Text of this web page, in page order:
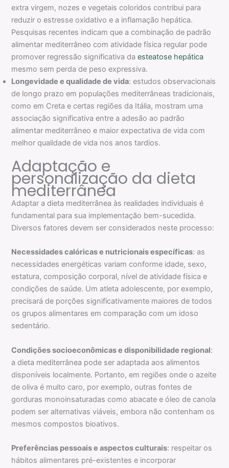
extra virgem, nozes e vegetais coloridos contribui para
reduzir o estresse oxidativo e a inflamação hepática.
Pesquisas recentes indicam que a combinação de padrão
alimentar mediterrâneo com atividade física regular pode
promover regressão significativa da esteatose hepática
mesmo sem perda de peso expressiva.
Longevidade e qualidade de vida: estudos observacionais
de longo prazo em populações mediterrâneas tradicionais,
como em Creta e certas regiões da Itália, mostram uma
associação significativa entre a adesão ao padrão
alimentar mediterrâneo e maior expectativa de vida com
melhor qualidade de vida nos anos tardios.
Adaptação e
personalização da dieta
mediterrânea
Adaptar a dieta mediterrânea às realidades individuais é
fundamental para sua implementação bem-sucedida.
Diversos fatores devem ser considerados neste processo:
Necessidades calóricas e nutricionais específicas: as
necessidades energéticas variam conforme idade, sexo,
estatura, composição corporal, nível de atividade física e
condições de saúde. Um atleta adolescente, por exemplo,
precisará de porções significativamente maiores de todos
os grupos alimentares em comparação com um idoso
sedentário.
Condições socioeconômicas e disponibilidade regional:
a dieta mediterrânea pode ser adaptada aos alimentos
disponíveis localmente. Portanto, em regiões onde o azeite
de oliva é muito caro, por exemplo, outras fontes de
gorduras monoinsaturadas como abacate e óleo de canola
podem ser alternativas viáveis, embora não contenham os
mesmos compostos bioativos.
Preferências pessoais e aspectos culturais: respeitar os
hábitos alimentares pré-existentes e incorporar